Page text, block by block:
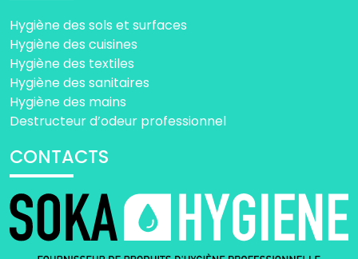
Hygiène des sols et surfaces
Hygiène des cuisines
Hygiène des textiles
Hygiène des sanitaires
Hygiène des mains
Destructeur d’odeur professionnel
CONTACTS